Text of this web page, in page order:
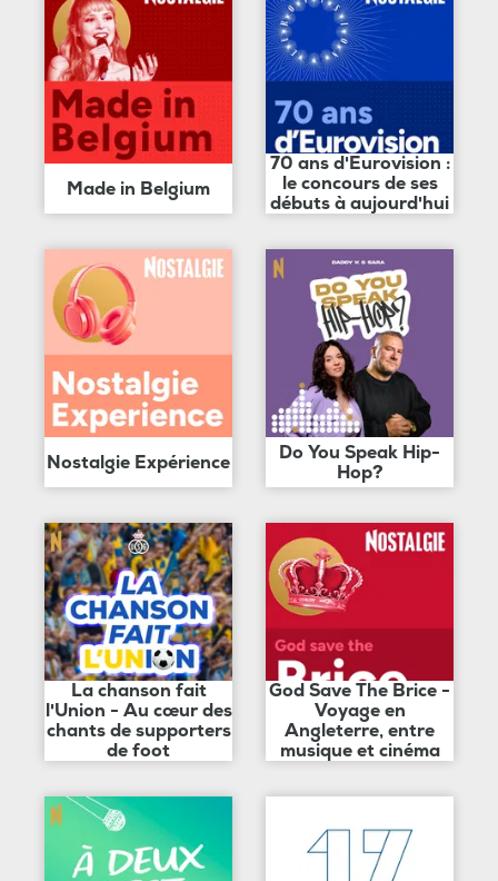
Made in Belgium
70 ans d'Eurovision :
le concours de ses
débuts à aujourd'hui
Nostalgie Expérience
Do You Speak Hip-
Hop?
La chanson fait
l'Union - Au cœur des
chants de supporters
de foot
God Save The Brice -
Voyage en
Angleterre, entre
musique et cinéma